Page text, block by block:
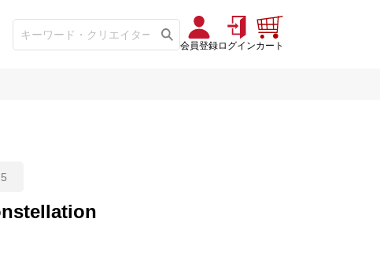
会員登録ログインカート
5